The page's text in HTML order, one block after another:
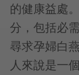
的健康益處
分，包括必
尋求孕婦白
人來說是一